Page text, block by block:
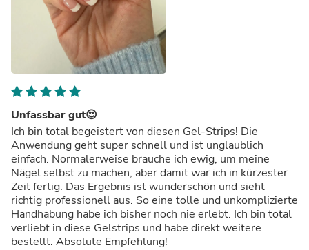
Unfassbar gut😍
Ich bin total begeistert von diesen Gel-Strips! Die
Anwendung geht super schnell und ist unglaublich
einfach. Normalerweise brauche ich ewig, um meine
Nägel selbst zu machen, aber damit war ich in kürzester
Zeit fertig. Das Ergebnis ist wunderschön und sieht
richtig professionell aus. So eine tolle und unkomplizierte
Handhabung habe ich bisher noch nie erlebt. Ich bin total
verliebt in diese Gelstrips und habe direkt weitere
bestellt. Absolute Empfehlung!